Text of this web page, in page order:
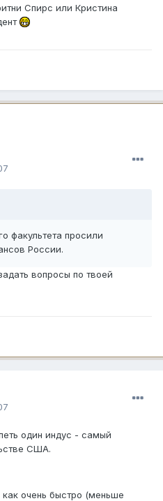
Спирс или Кристина
факультета просили
России.
вопросы по твоей
один индус - самый
США.
очень быстро (меньше